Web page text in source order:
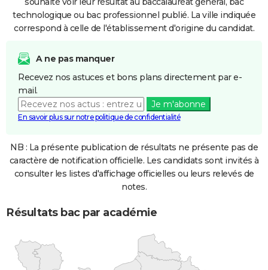
technologique ou bac professionnel publié. La ville indiquée
correspond à celle de l'établissement d'origine du candidat.
A ne pas manquer
Recevez nos astuces et bons plans directement par e-
mail.
Je m'abonne
En savoir plus sur notre politique de confidentialité
NB : La présente publication de résultats ne présente pas de
caractère de notification officielle. Les candidats sont invités à
consulter les listes d'affichage officielles ou leurs relevés de
notes.
Résultats bac par académie